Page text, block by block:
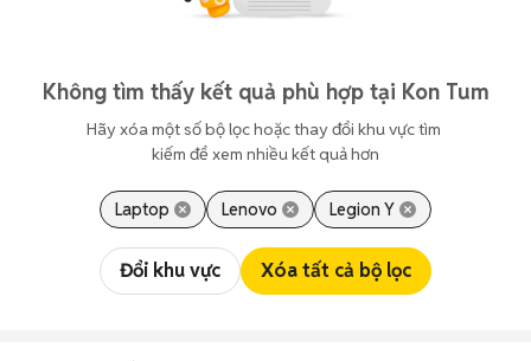
Không tìm thấy kết quả phù hợp tại Kon Tum
Hãy xóa một số bộ lọc hoặc thay đổi khu vực tìm
kiếm để xem nhiều kết quả hơn
Laptop Lenovo Legion Y
Đổi khu vực Xóa tất cả bộ lọc